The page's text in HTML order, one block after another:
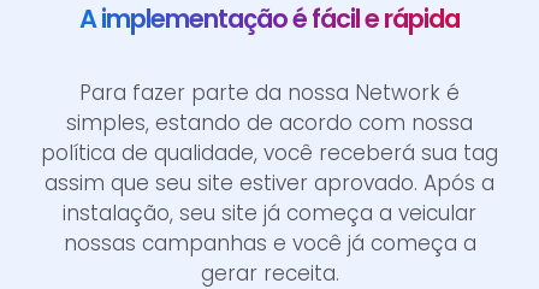
A implementação é fácil e rápida
Para fazer parte da nossa Network é
simples, estando de acordo com nossa
política de qualidade, você receberá sua tag
assim que seu site estiver aprovado. Após a
instalação, seu site já começa a veicular
nossas campanhas e você já começa a
gerar receita.